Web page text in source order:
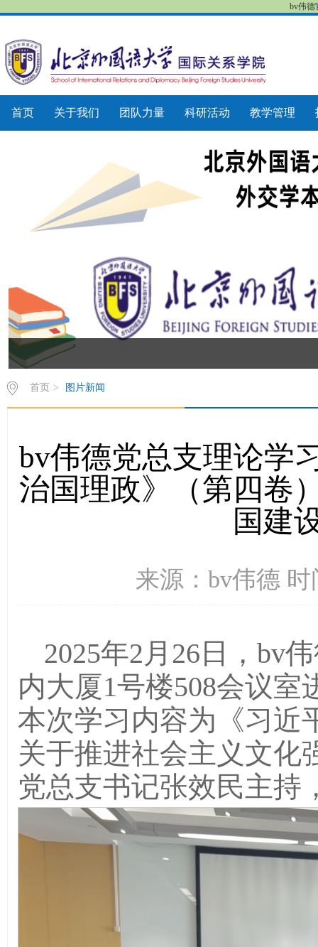
bv伟德
首页 关于我们 团队力量 科研活动 教学管理
首页 > 图片新闻
bv伟德党总支理论学
治国理政》（第四卷
国建
来源：bv伟德 时
2025年2月26日，bv
内大厦1号楼508会议
本次学习内容为《习近
关于推进社会主义文化
党总支书记张效民主持